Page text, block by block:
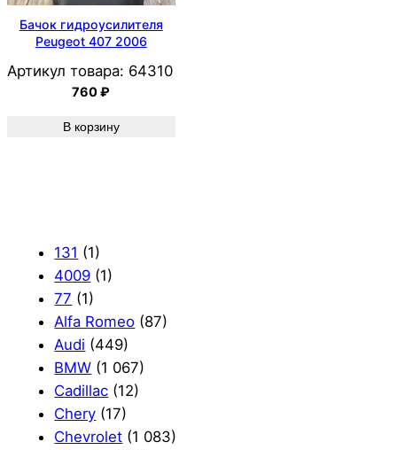
Бачок гидроусилителя
Peugeot 407 2006
Артикул товара: 64310
760₽
В корзину
131 (1)
4009 (1)
77 (1)
Alfa Romeo (87)
Audi (449)
BMW (1 067)
Cadillac (12)
Chery (17)
Chevrolet (1 083)